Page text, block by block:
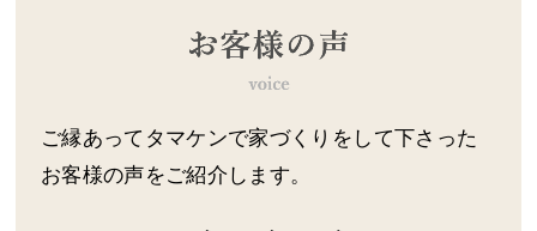
ご縁あってタマケンで家づくりをして下さった
お客様の声をご紹介します。